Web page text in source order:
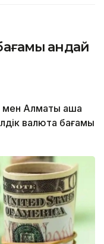
қандай
Алматы ақша
валюта бағамы